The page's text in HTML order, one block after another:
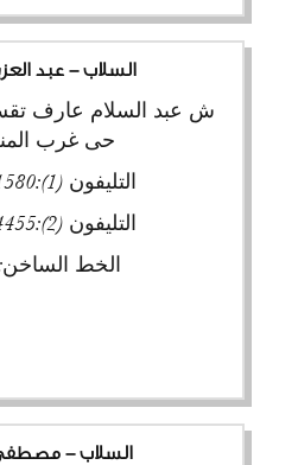
السلاب - عبد
ش عبد السلام عارف
حى غرب
التليفون (1):
التليفون (2):
الخط
السلاب -